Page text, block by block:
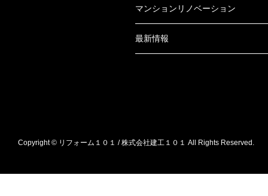
マンションリノベーション
最新情報
Copyright © リフォーム１０１ / 株式会社建工１０１ All Rights Reserved.